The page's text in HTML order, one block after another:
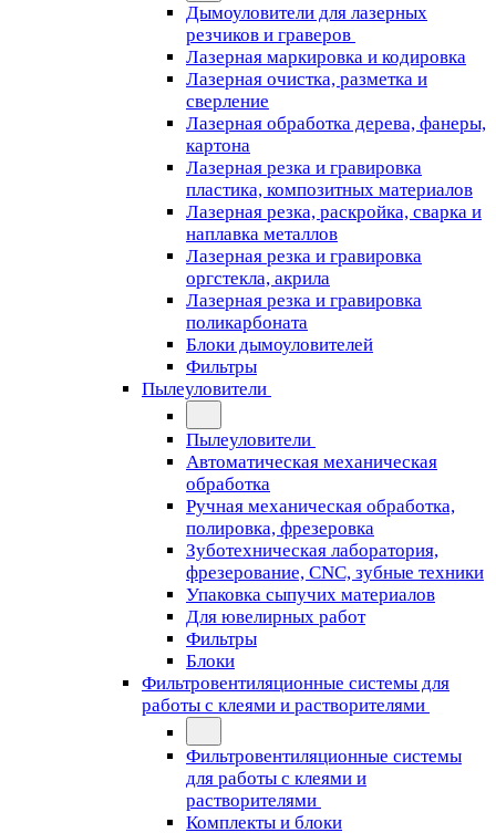
Дымоуловители для лазерных
резчиков и граверов
Лазерная маркировка и кодировка
Лазерная очистка, разметка и
сверление
Лазерная обработка дерева, фанеры,
картона
Лазерная резка и гравировка
пластика, композитных материалов
Лазерная резка, раскройка, сварка и
наплавка металлов
Лазерная резка и гравировка
оргстекла, акрила
Лазерная резка и гравировка
поликарбоната
Блоки дымоуловителей
Фильтры
Пылеуловители
Пылеуловители
Автоматическая механическая
обработка
Ручная механическая обработка,
полировка, фрезеровка
Зуботехническая лаборатория,
фрезерование, CNC, зубные техники
Упаковка сыпучих материалов
Для ювелирных работ
Фильтры
Блоки
Фильтровентиляционные системы для
работы с клеями и растворителями
Фильтровентиляционные системы
для работы с клеями и
растворителями
Комплекты и блоки